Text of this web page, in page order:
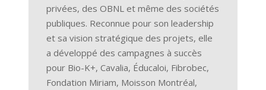
privées, des OBNL et même des sociétés
publiques. Reconnue pour son leadership
et sa vision stratégique des projets, elle
a développé des campagnes à succès
pour Bio-K+, Cavalia, Éducaloi, Fibrobec,
Fondation Miriam, Moisson Montréal,